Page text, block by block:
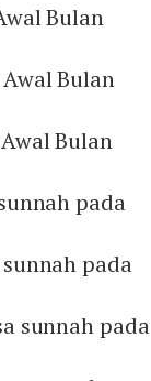
Bulan
Bulan
Bulan
pada
sunnah pada
sunnah pada